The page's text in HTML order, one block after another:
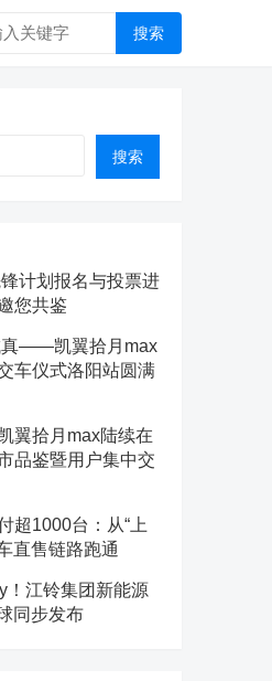
搜索
搜索
计划报名与投票进
您共鉴
真——凯翼拾月max
车仪式洛阳站圆满
翼拾月max陆续在
品鉴暨用户集中交
超1000台：从“上
直售链路跑通
！江铃集团新能源
同步发布